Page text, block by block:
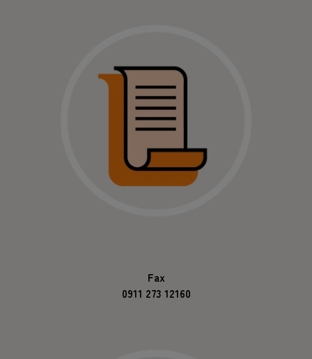
Fax
0911 273 12160